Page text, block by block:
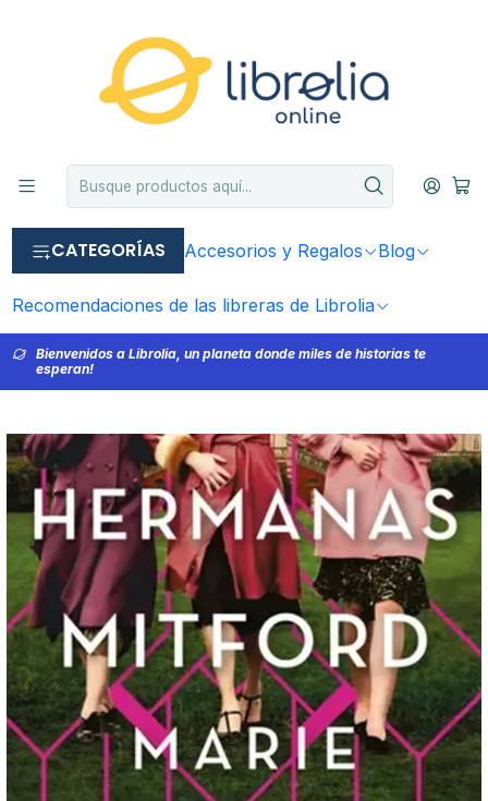
CATEGORÍAS Accesorios y Regalos Blog
Recomendaciones de las libreras de Librolia
Bienvenidos a Librolia, un planeta donde miles de historias te
esperan!